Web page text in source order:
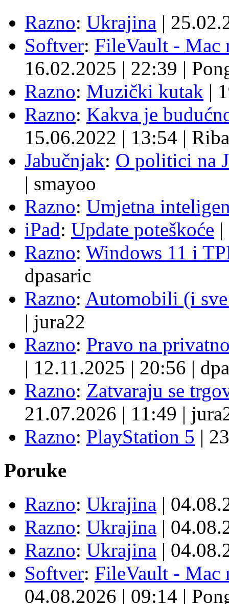
Razno: Ukrajina |
Softver: FileVault - Mac
16.02.2025 | 22:39 |
Razno: Muzički kutak |
Razno: Kakva je
15.06.2022 | 13:54 | Riba
Jabučnjak: O politici na
| smayoo
Razno: Umjetna
iPad: Update poteškoće |
Razno: Windows 11 i
dpasaric
Razno: Automobili (i
| jura22
Razno: Pravo na
| 12.11.2025 | 20:56 |
Razno: Zatvaraju se
21.07.2026 | 11:49 |
Razno: PlayStation 5 |
Poruke
Razno: Ukrajina |
Razno: Ukrajina |
Razno: Ukrajina |
Softver: FileVault - Mac
04.08.2026 | 09:14 |